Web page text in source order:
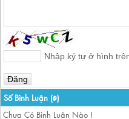
Nhập ký tự ở hình
Số Bình Luận (0)
Chưa Có Bình Luận Nào !